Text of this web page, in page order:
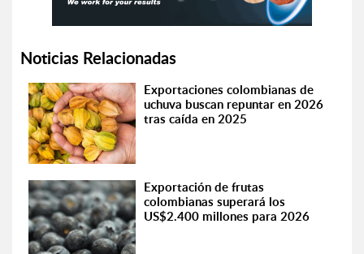
Noticias Relacionadas
Exportaciones colombianas de
uchuva buscan repuntar en 2026
tras caída en 2025
Exportación de frutas
colombianas superará los
US$2.400 millones para 2026